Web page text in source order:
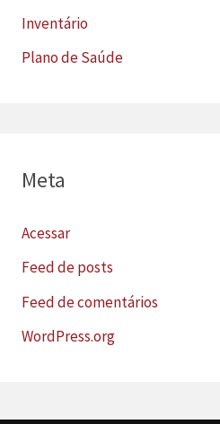
Inventário
Plano de Saúde
Meta
Acessar
Feed de posts
Feed de comentários
WordPress.org